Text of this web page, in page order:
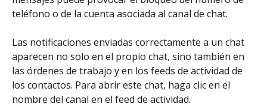
teléfono o de la cuenta asociada al canal de chat.
Las notificaciones enviadas correctamente a un chat
aparecen no solo en el propio chat, sino también en
las órdenes de trabajo y en los feeds de actividad de
los contactos. Para abrir este chat, haga clic en el
nombre del canal en el feed de actividad.